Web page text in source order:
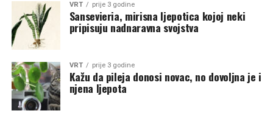
VRT prije 3 godine
Sansevieria, mirisna ljepotica kojoj neki
pripisuju nadnaravna svojstva
VRT prije 3 godine
Kažu da pileja donosi novac, no dovoljna je i
njena ljepota